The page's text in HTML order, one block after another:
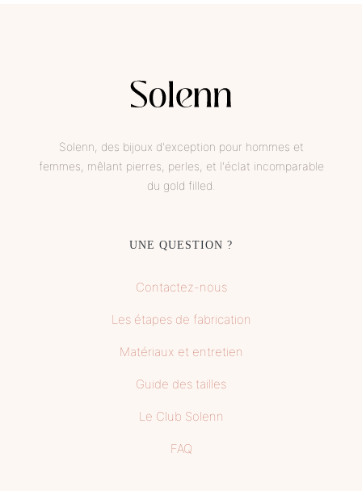
Solenn, des bijoux d'exception pour hommes et
femmes, mêlant pierres, perles, et l'éclat incomparable
du gold filled.
UNE QUESTION ?
Contactez-nous
Les étapes de fabrication
Matériaux et entretien
Guide des tailles
Le Club Solenn
FAQ